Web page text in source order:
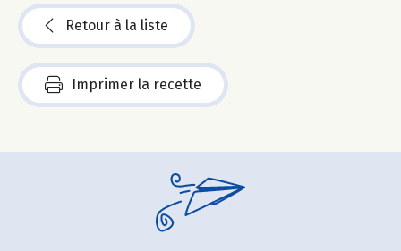
Retour à la liste
Imprimer la recette